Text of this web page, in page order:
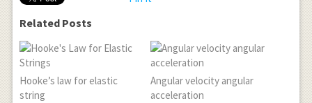
} \right)
}^{ \frac {
-1 }{ 2 } }
Related Posts
Hooke’s law for elastic
string
Angular velocity angular
acceleration